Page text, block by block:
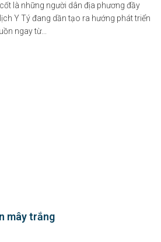
là những người dân địa phương đầy
Y Tý đang dần tạo ra hướng phát triển
ngay từ...
mây trắng
trung tâm văn hóa và sáng tạo
phủ về các nhiệm vụ trọng tâm năm